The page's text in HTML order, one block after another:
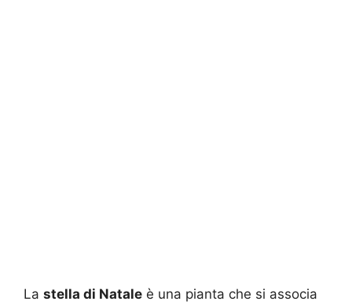
La stella di Natale è una pianta che si associa